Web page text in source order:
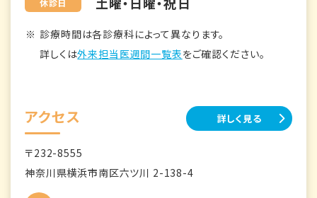
休診日
診療時間は各診療科によって異なります。
詳しくは外来担当医週間一覧表をご確認ください。
アクセス 詳しく見る
〒232-8555
神奈川県横浜市南区六ツ川 2-138-4